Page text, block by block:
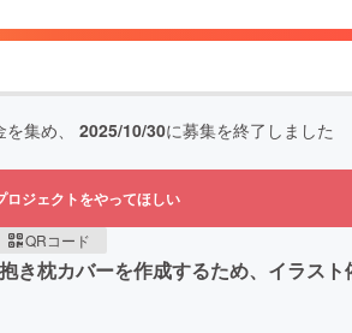
集め、 2025/10/30に募集を終了しました
ロジェクトをやってほしい
QRコード
枕カバーを作成するため、イラス